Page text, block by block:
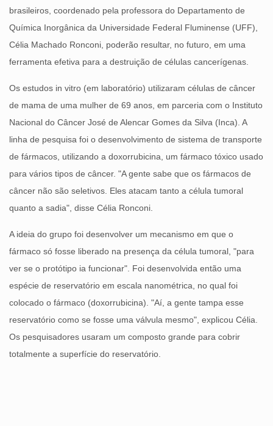
brasileiros, coordenado pela professora do Departamento de
Química Inorgânica da Universidade Federal Fluminense (UFF),
Célia Machado Ronconi, poderão resultar, no futuro, em uma
ferramenta efetiva para a destruição de células cancerígenas.
Os estudos in vitro (em laboratório) utilizaram células de câncer
de mama de uma mulher de 69 anos, em parceria com o Instituto
Nacional do Câncer José de Alencar Gomes da Silva (Inca). A
linha de pesquisa foi o desenvolvimento de sistema de transporte
de fármacos, utilizando a doxorrubicina, um fármaco tóxico usado
para vários tipos de câncer. "A gente sabe que os fármacos de
câncer não são seletivos. Eles atacam tanto a célula tumoral
quanto a sadia", disse Célia Ronconi.
A ideia do grupo foi desenvolver um mecanismo em que o
fármaco só fosse liberado na presença da célula tumoral, "para
ver se o protótipo ia funcionar". Foi desenvolvida então uma
espécie de reservatório em escala nanométrica, no qual foi
colocado o fármaco (doxorrubicina). "Aí, a gente tampa esse
reservatório como se fosse uma válvula mesmo", explicou Célia.
Os pesquisadores usaram um composto grande para cobrir
totalmente a superfície do reservatório.